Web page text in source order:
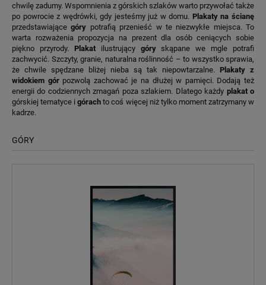
chwilę zadumy. Wspomnienia z górskich szlaków warto przywołać także
po powrocie z wędrówki, gdy jesteśmy już w domu. Plakaty na ścianę
przedstawiającegóry potrafią przenieść w te niezwykłe miejsca. To
warta rozważenia propozycja na prezent dla osób ceniących sobie
piękno przyrody. Plakatilustrujący góryskąpane we mgle potrafi
zachwycić. Szczyty, granie, naturalna roślinność – to wszystko sprawia,
że chwile spędzane bliżej nieba są tak niepowtarzalne. Plakaty z
widokiem górpozwolą zachować je na dłużej w pamięci. Dodają też
energii do codziennych zmagań poza szlakiem. Dlatego każdy plakat o
górskiej tematyce igórach to coś więcej niż tylko moment zatrzymany w
kadrze.
GÓRY